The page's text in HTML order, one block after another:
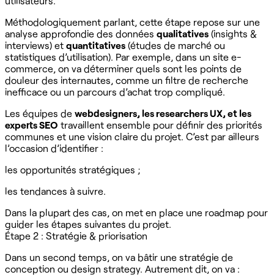
Méthodologiquement parlant, cette étape repose sur une
analyse approfondie des données qualitatives (insights &
interviews) et quantitatives (études de marché ou
statistiques d’utilisation). Par exemple, dans un site e-
commerce, on va déterminer quels sont les points de
douleur des internautes, comme un filtre de recherche
inefficace ou un parcours d’achat trop compliqué.
Les équipes de webdesigners, les researchers UX, et les
experts SEO travaillent ensemble pour définir des priorités
communes et une vision claire du projet. C’est par ailleurs
l’occasion d’identifier :
les opportunités stratégiques ;
les tendances à suivre.
Dans la plupart des cas, on met en place une roadmap pour
guider les étapes suivantes du projet.
Étape 2 : Stratégie & priorisation
Dans un second temps, on va bâtir une stratégie de
conception ou design strategy. Autrement dit, on va :